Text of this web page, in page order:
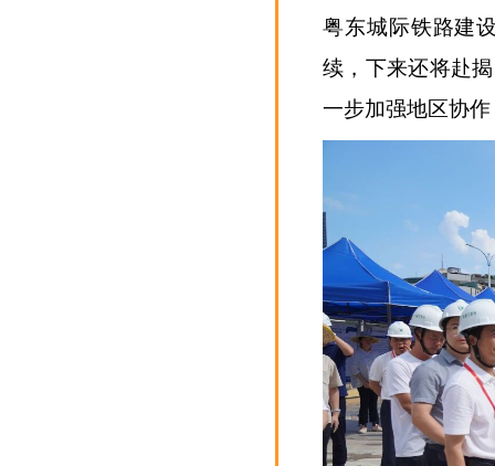
粤东城际铁路建
续，下来还将赴
一步加强地区协